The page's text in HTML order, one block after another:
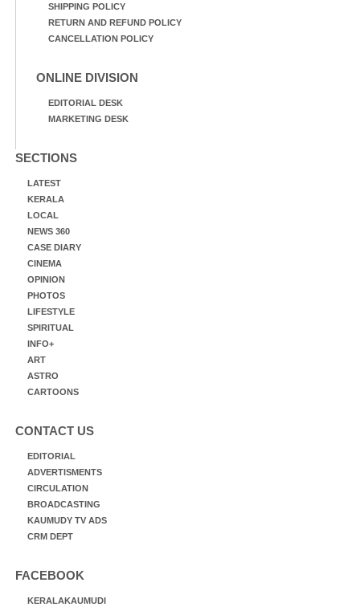
SHIPPING POLICY
RETURN AND REFUND POLICY
CANCELLATION POLICY
ONLINE DIVISION
EDITORIAL DESK
MARKETING DESK
SECTIONS
LATEST
KERALA
LOCAL
NEWS 360
CASE DIARY
CINEMA
OPINION
PHOTOS
LIFESTYLE
SPIRITUAL
INFO+
ART
ASTRO
CARTOONS
CONTACT US
EDITORIAL
ADVERTISMENTS
CIRCULATION
BROADCASTING
KAUMUDY TV ADS
CRM DEPT
FACEBOOK
KERALAKAUMUDI